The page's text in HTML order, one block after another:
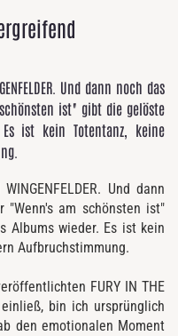
Und dann noch das
ist" gibt die gelöste
Es ist kein Totentanz, keine
Und dann
"Wenn's am schönsten ist"
Albums wieder. Es ist kein
Aufbruchstimmung.
FURY IN THE
einließ, bin ich ursprünglich
den emotionalen Moment